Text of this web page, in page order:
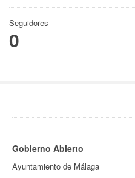
Seguidores
0
Gobierno Abierto
Ayuntamiento de Málaga